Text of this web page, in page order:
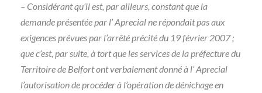
– Considérant qu’il est, par ailleurs, constant que la
demande présentée par l’ Aprecial ne répondait pas aux
exigences prévues par l’arrêté précité du 19 février 2007 ;
que c’est, par suite, à tort que les services de la préfecture du
Territoire de Belfort ont verbalement donné à l’ Aprecial
l’autorisation de procéder à l’opération de dénichage en